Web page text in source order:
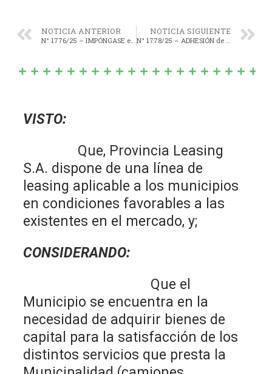
NOTICIA ANTERIOR
N° 1776/25 – IMPÓNGASE el nombre de Pasaje Lucía Piccapietra a la calle 22 (Bartolomé Mitre) entre las calles 105 (La Paz) y 107 (Monseñor De Andrea. –
NOTICIA SIGUIENTE
N° 1778/25 – ADHESIÓN de la Municipalidad de Navarro a la Ley Provincial N° 15.348, mediante la cual la Provincia de Buenos Aires adhiere a la Ley Nacional N° 27.709 (Ley Lucio). –
VISTO:
Que, Provincia Leasing
S.A. dispone de una línea de
leasing aplicable a los municipios
en condiciones favorables a las
existentes en el mercado, y;
CONSIDERANDO:
Que el
Municipio se encuentra en la
necesidad de adquirir bienes de
capital para la satisfacción de los
distintos servicios que presta la